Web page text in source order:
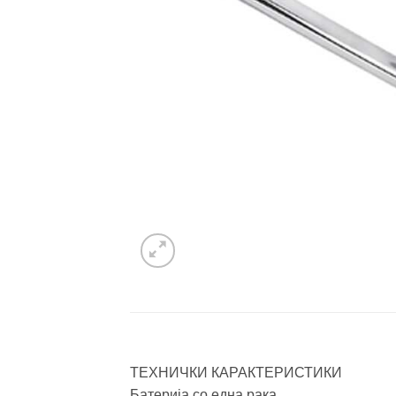
ТЕХНИЧКИ КАРАКТЕРИСТИКИ